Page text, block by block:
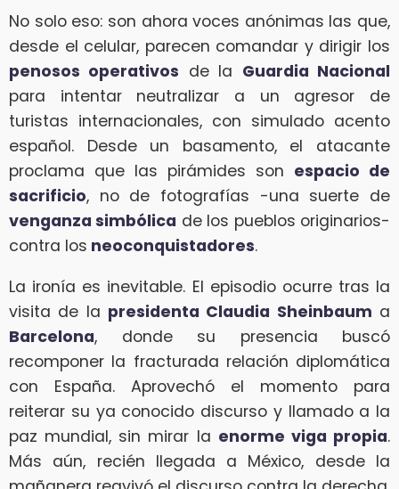
No solo eso: son ahora voces anónimas las que,
desde el celular, parecen comandar y dirigir los
penosos operativos de la Guardia Nacional
para intentar neutralizar a un agresor de
turistas internacionales, con simulado acento
español. Desde un basamento, el atacante
proclama que las pirámides son espacio de
sacrificio, no de fotografías -una suerte de
venganza simbólica de los pueblos originarios-
contra los neoconquistadores.
La ironía es inevitable. El episodio ocurre tras la
visita de la presidenta Claudia Sheinbaum a
Barcelona, donde su presencia buscó
recomponer la fracturada relación diplomática
con España. Aprovechó el momento para
reiterar su ya conocido discurso y llamado a la
paz mundial, sin mirar la enorme viga propia.
Más aún, recién llegada a México, desde la